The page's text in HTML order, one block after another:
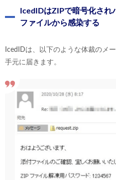
IcedIDはZIPで暗号化さ
ファイルから感染する
IcedIDは、以下のような体裁のメ
手元に届きます。